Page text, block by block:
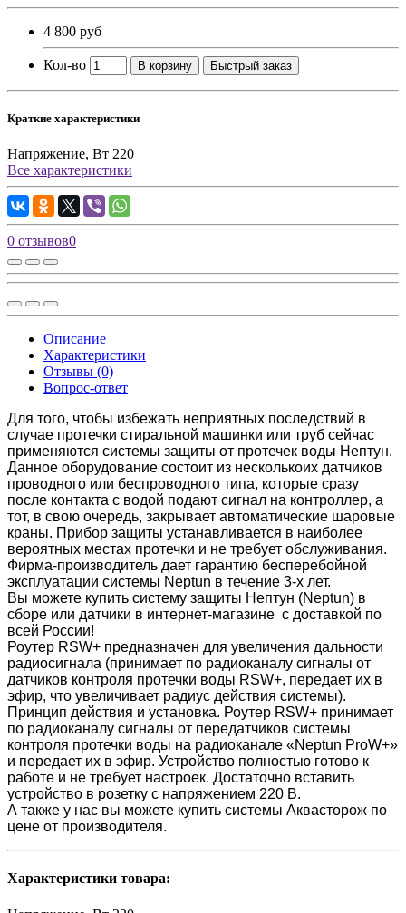
4 800 руб
Кол-во В корзину Быстрый заказ
Краткие характеристики
Нaпряжение, Вт 220
Все характеристики
0 отзывов0
Описание
Характеристики
Отзывы (0)
Вопрос-ответ
Для того, чтобы избежать неприятных последствий в
случае протечки стиральной машинки или труб сейчас
применяются системы защиты от протечек воды Нептун.
Данное оборудование состоит из несколькоих датчиков
проводного или беспроводного типа, которые сразу
после контакта с водой подают сигнал на контроллер, а
тот, в свою очередь, закрывает автоматические шаровые
краны. Прибор защиты устанавливается в наиболее
вероятных местах протечки и не требует обслуживания.
Фирма-производитель дает гарантию бесперебойной
эксплуатации системы Neptun в течение 3-х лет.
Вы можете купить систему защиты Нептун (Neptun) в
сборе или датчики в интернет-магазине с доставкой по
всей России!
Роутер RSW+ предназначен для увеличения дальности
радиосигнала (принимает по радиоканалу сигналы от
датчиков контроля протечки воды RSW+, передает их в
эфир, что увеличивает радиус действия системы).
Принцип действия и установка. Роутер RSW+ принимает
по радиоканалу сигналы от передатчиков системы
контроля протечки воды на радиоканале «Neptun ProW+»
и передает их в эфир. Устройство полностью готово к
работе и не требует настроек. Достаточно вставить
устройство в розетку с напряжением 220 В.
А также у нас вы можете купить системы Аквасторож по
цене от производителя.
Характеристики товара: